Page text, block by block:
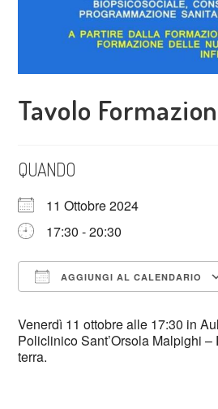
Tavolo
QUANDO
11 Ottobre 2024
17:30 - 20:30
AGGIUNGI AL CALENDARIO
Venerdì 11 ottobre alle 17:30 in
Policlinico Sant’Orsola Malpighi
terra.